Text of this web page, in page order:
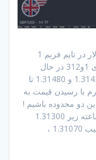
: با بررسی چارت پوند/دلار در تایم فریم 1
ساعته مشاهده میکنیم که قیمت در محدوده ی 1و312 در حال
معامله میباشد و زون عرضه ی 1.3130 تا 1.31430 و 1.31480 تا
با رسیدن قیمت به
دو محدوده باشیم !
برای تثبیت این سناریو نیازمند یک کلوز یک ساعته زیر 1.31300
میباشیم ! تارگتهای احتمالی ریزشی نیز به ترتیب 1.31070 ،